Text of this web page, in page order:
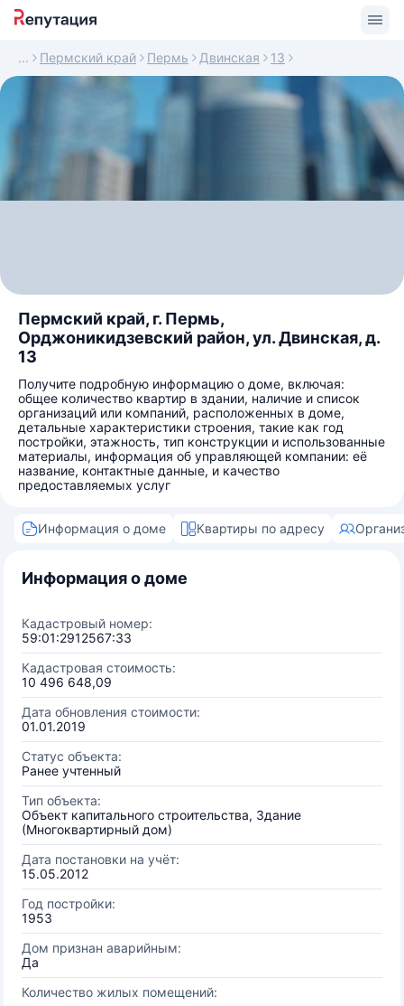
Пермский край Пермь Двинская 13
Пермский край, г. Пермь,
Орджоникидзевский район, ул. Двинская, д.
13
Получите подробную информацию о доме, включая:
общее количество квартир в здании, наличие и список
организаций или компаний, расположенных в доме,
детальные характеристики строения, такие как год
постройки, этажность, тип конструкции и использованные
материалы, информация об управляющей компании: её
название, контактные данные, и качество
предоставляемых услуг
Информация о доме Квартиры по адресу
Информация о доме
Кадастровый номер:
59:01:2912567:33
Кадастровая стоимость:
10 496 648,09
Дата обновления стоимости:
01.01.2019
Статус объекта:
Ранее учтенный
Тип объекта:
Объект капитального строительства, Здание
(Многоквартирный дом)
Дата постановки на учёт:
15.05.2012
Год постройки:
1953
Дом признан аварийным:
Да
Количество жилых помещений: